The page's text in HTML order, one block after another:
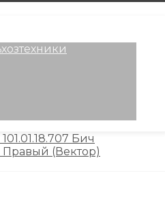
Бич
Правый (Вектор)